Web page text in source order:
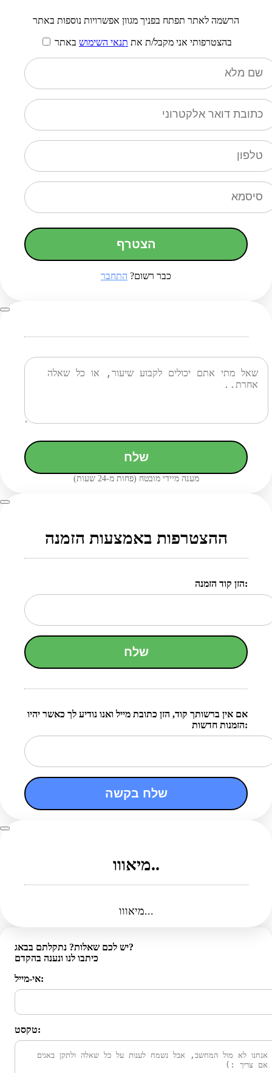
הרשמה לאתר תפתח בפניך מגוון אפשרויות נוספות באתר
בהצטרפותי אני מקבל/ת את תנאי השימוש באתר
הצטרף
כבר רשום? התחבר
שלח
מענה מיידי מובטח (פחות מ-24 שעות)
ההצטרפות באמצעות הזמנה
הזן קוד הזמנה:
שלח
אם אין ברשותך קוד, הזן כתובת מייל ואנו נודיע לך כאשר יהיו
הזמנות חדשות:
שלח בקשה
מיאווו..
מיאווו...
יש לכם שאלות? נתקלתם בבאג?
כיתבו לנו ונענה בהקדם
אי-מייל:
טקסט: